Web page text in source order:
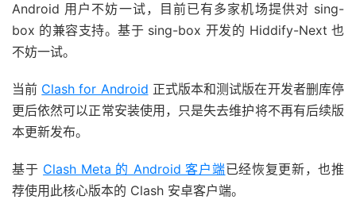
Android 用户不妨一试，目前已有多家机场提供对 sing-
box 的兼容支持。基于 sing-box 开发的 Hiddify-Next 也
不妨一试。
当前 Clash for Android 正式版本和测试版在开发者删库停
更后依然可以正常安装使用，只是失去维护将不再有后续版
本更新发布。
基于 Clash Meta 的 Android 客户端已经恢复更新，也推
荐使用此核心版本的 Clash 安卓客户端。